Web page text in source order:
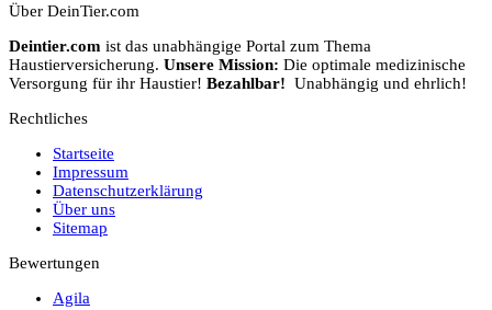
Über DeinTier.com
Deintier.com ist das unabhängige Portal zum Thema
Haustierversicherung. Unsere Mission: Die optimale medizinische
Versorgung für ihr Haustier! Bezahlbar! Unabhängig und ehrlich!
Rechtliches
Startseite
Impressum
Datenschutzerklärung
Über uns
Sitemap
Bewertungen
Agila